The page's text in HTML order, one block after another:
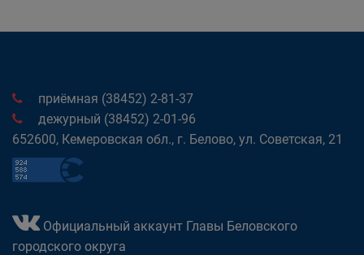
приёмная (38452) 2-81-37
дежурный (38452) 2-01-96
652600, Кемеровская обл., г. Белово, ул. Советская, 21
Официальный аккаунт Главы Беловского
городского округа